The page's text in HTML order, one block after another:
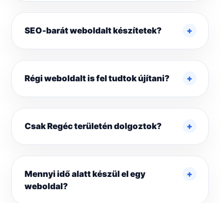
SEO-barát weboldalt készítetek?
Régi weboldalt is fel tudtok újítani?
Csak Regéc területén dolgoztok?
Mennyi idő alatt készül el egy
weboldal?